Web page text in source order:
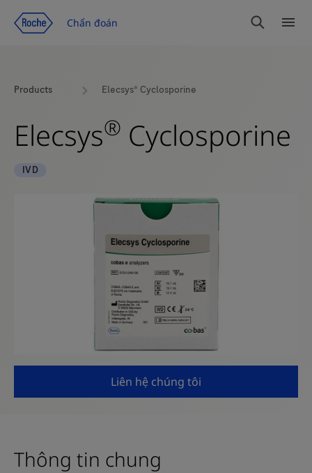
Chẩn đoán
Tìm
Products Elecsys® Cyclosporine
Elecsys® Cyclosporine
IVD
Liên hệ chúng tôi
Thông tin chung